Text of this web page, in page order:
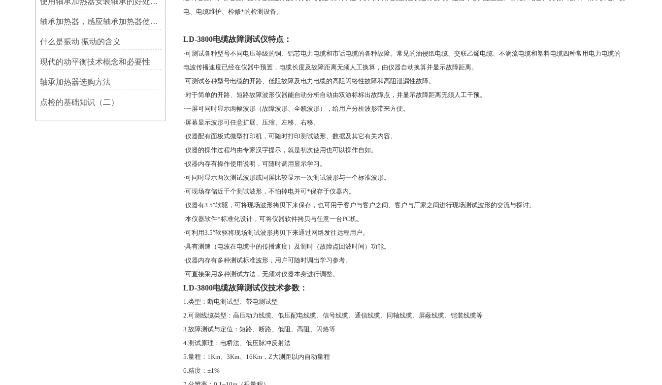
轴承加热器，感应轴承加热器使用常见问题总结！
什么是振动 振动的含义
现代的动平衡技术概念和必要性
轴承加热器选购方法
点检的基础知识（二）
电、电缆维护、检修*的检测设备。
LD-3800电缆故障测试仪特点：
·可测试各种型号不同电压等级的铜、铝芯电力电缆和市话电缆的各种故障。常见的油侵纸电缆、交联乙烯电缆、不滴流电缆和塑料电缆四种常用电力电缆的
电波传播速度已经在仪器中预置，电缆长度及故障距离无须人工换算，由仪器自动换算并显示故障距离。
·可测试各种型号电缆的开路、低阻故障及电力电缆的高阻闪络性故障和高阻泄漏性故障。
·对于简单的开路、短路故障波形仪器能自动分析自动由双游标标出故障点，并显示故障距离无须人工干预。
·一屏可同时显示两幅波形 （故障波形、全貌波形）
，给用户分析波形带来方便。
·屏幕显示波形可任意扩展、压缩、左移、右移。
·仪器配有面板式微型打印机，可随时打印测试波形、数据及其它有关内容。
·仪器的操作过程均由专家汉字提示，就是初次使用也可以操作自如。
·仪器内存有操作使用说明，可随时调用显示学习。
·可同时显示两次测试波形或同屏比较显示一次测试波形与一个标准波形。
·可现场存储近千个测试波形，不怕掉电并可*保存于仪器内。
·仪器有3.5″软驱，可将现场波形拷贝下来保存，也可用于客户与客户之间、客户与厂家之间进行现场测试波形的交流与探讨。
·本仪器软件*标准化设计，可将仪器软件拷贝与任意一台PC机。
·可利用3.5″软驱将现场测试波形拷贝下来通过网络发往远程用户。
·具有测速 （ 电波在电缆中的传播速度） 及测时 （故障点回波时间 ） 功能。
·仪器内存有多种测试标准波形，用户可随时调出学习参考。
·可直接采用多种测试方法，无须对仪器本身进行调整。
LD-3800电缆故障测试仪技术参数：
1.类型：断电测试型、带电测试型
2.可测线缆类型：高压动力线缆、低压配电线缆、信号线缆、通信线缆、同轴线缆、屏蔽线缆、铠装线缆等
3.故障测试与定位：短路、断路、低阻、高阻、闪烙等
4.测试原理：电桥法、低压脉冲反射法
5.量程： 1Km、 3Km、 16Km ，Z大测距以内自动量程
6.精度： ±1%